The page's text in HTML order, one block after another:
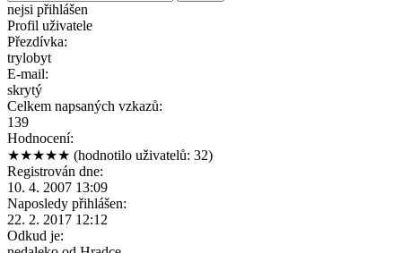
nejsi přihlášen
Profil uživatele
Přezdívka:
trylobyt
E-mail:
skrytý
Celkem napsaných vzkazů:
139
Hodnocení:
★★★★★ (hodnotilo uživatelů: 32)
Registrován dne:
10. 4. 2007 13:09
Naposledy přihlášen:
22. 2. 2017 12:12
Odkud je: